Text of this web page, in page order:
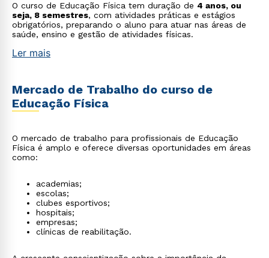
O curso de Educação Física tem duração de 4 anos, ou
seja, 8 semestres, com atividades práticas e estágios
obrigatórios, preparando o aluno para atuar nas áreas de
saúde, ensino e gestão de atividades físicas.
Ler mais
Mercado de Trabalho do curso de
Educação Física
O mercado de trabalho para profissionais de Educação
Física é amplo e oferece diversas oportunidades em áreas
como:
academias;
escolas;
clubes esportivos;
hospitais;
empresas;
clínicas de reabilitação.